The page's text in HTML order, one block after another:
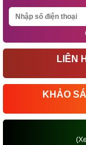
LIÊN
KHẢO